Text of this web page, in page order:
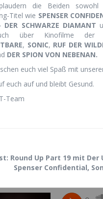
die Beiden sowohl
Titel wie SPENSER
DER SCHWARZE DIAMANT
über Kinofilme der
, SONIC, RUF DER
DER SPION VON NEBENAN.
euch viel Spaß mit
euch auf und bleibt Gesund.
Team
Round Up Part 19 mit Der
Spenser Confidential,